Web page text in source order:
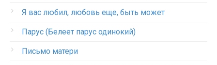
Я вас любил, любовь еще, быть может
Парус (Белеет парус одинокий)
Письмо матери